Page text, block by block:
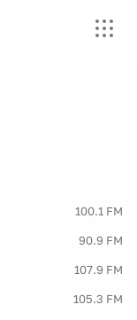
100.1 FM
90.9 FM
107.9 FM
105.3 FM